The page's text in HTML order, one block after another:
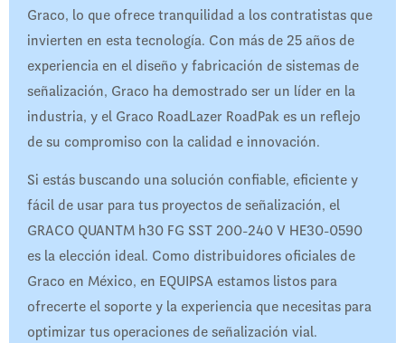
Graco, lo que ofrece tranquilidad a los contratistas que
invierten en esta tecnología. Con más de 25 años de
experiencia en el diseño y fabricación de sistemas de
señalización, Graco ha demostrado ser un líder en la
industria, y el Graco RoadLazer RoadPak es un reflejo
de su compromiso con la calidad e innovación.
Si estás buscando una solución confiable, eficiente y
fácil de usar para tus proyectos de señalización, el
GRACO QUANTM h30 FG SST 200-240 V HE30-0590
es la elección ideal. Como distribuidores oficiales de
Graco en México, en EQUIPSA estamos listos para
ofrecerte el soporte y la experiencia que necesitas para
optimizar tus operaciones de señalización vial.